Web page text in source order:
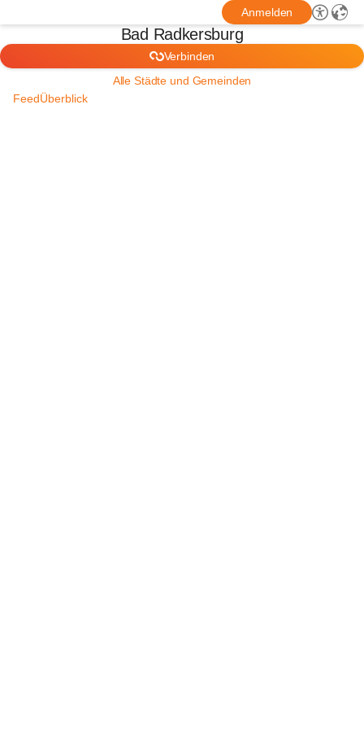
Anmelden
Bad Radkersburg
Verbinden
Alle Städte und Gemeinden
FeedÜberblick